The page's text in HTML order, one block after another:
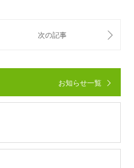
お知らせ一覧